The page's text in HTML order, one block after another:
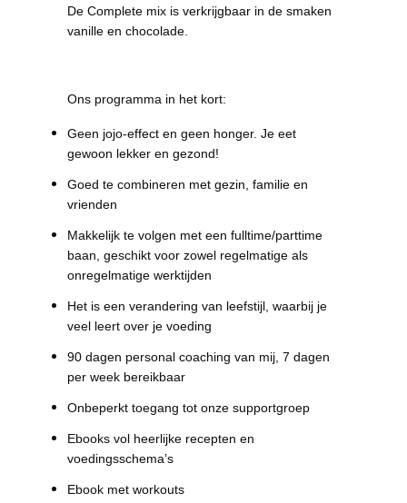
De Complete mix is verkrijgbaar in de smaken
vanille en chocolade.
Ons programma in het kort:
Geen jojo-effect en geen honger. Je eet
gewoon lekker en gezond!
Goed te combineren met gezin, familie en
vrienden
Makkelijk te volgen met een fulltime/parttime
baan, geschikt voor zowel regelmatige als
onregelmatige werktijden
Het is een verandering van leefstijl, waarbij je
veel leert over je voeding
90 dagen personal coaching van mij, 7 dagen
per week bereikbaar
Onbeperkt toegang tot onze supportgroep
Ebooks vol heerlijke recepten en
voedingsschema’s
Ebook met workouts